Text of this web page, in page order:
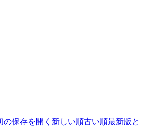
の保存を開く 新しい順古い順最新版と